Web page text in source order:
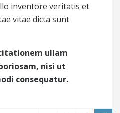
inventore veritatis et
vitae dicta sunt
ullam
nisi ut
consequatur.